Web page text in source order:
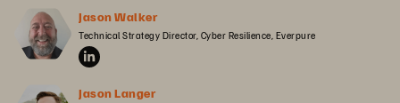
Jason Walker
Technical Strategy Director, Cyber Resilience, Everpure
Jason Langer